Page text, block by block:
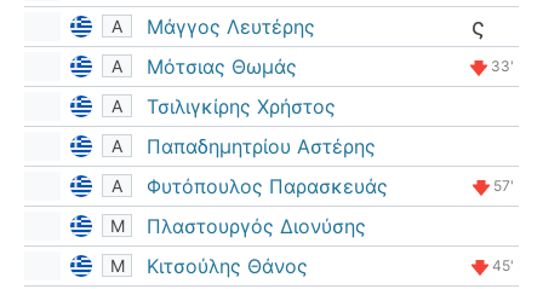
Α Μάγγος Λευτέρης
Α Μότσιας Θωμάς 33'
Α Τσιλιγκίρης Χρήστος
Α Παπαδημητρίου Αστέρης
Α Φυτόπουλος Παρασκευάς 57'
Μ Πλαστουργός Διονύσης
Μ Κιτσούλης Θάνος 45'